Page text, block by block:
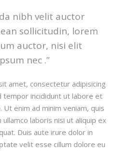
nibh velit auctor
sollicitudin, lorem
auctor, nisi elit
nec .”
amet, consectetur adipisicing
tempor incididunt ut labore et
Ut enim ad minim veniam, quis
laboris nisi ut aliquip ex
Duis aute irure dolor in
velit esse cillum dolore eu